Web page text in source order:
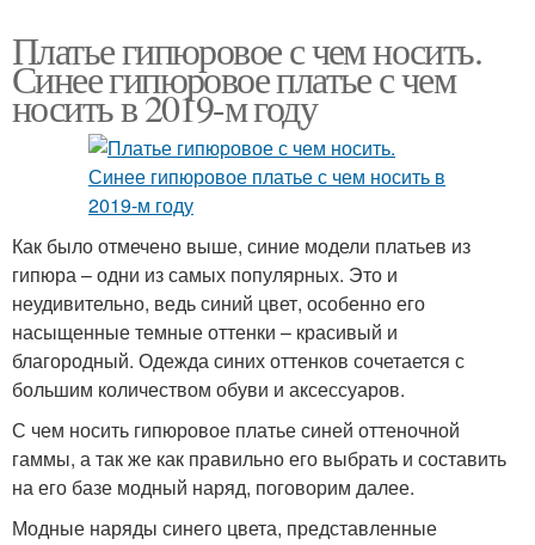
Платье гипюровое с чем носить.
Синее гипюровое платье с чем
носить в 2019-м году
Как было отмечено выше, синие модели платьев из
гипюра – одни из самых популярных. Это и
неудивительно, ведь синий цвет, особенно его
насыщенные темные оттенки – красивый и
благородный. Одежда синих оттенков сочетается с
большим количеством обуви и аксессуаров.
С чем носить гипюровое платье синей оттеночной
гаммы, а так же как правильно его выбрать и составить
на его базе модный наряд, поговорим далее.
Модные наряды синего цвета, представленные